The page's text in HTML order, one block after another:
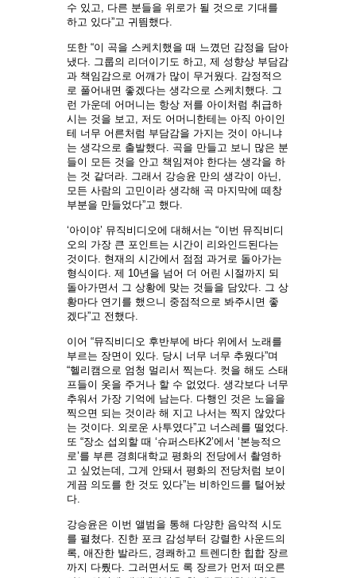
수 있고, 다른 분들을 위로가 될 것으로 기대를
하고 있다”고 귀띔했다.
또한 “이 곡을 스케치했을 때 느꼈던 감정을 담아
냈다. 그룹의 리더이기도 하고, 제 성향상 부담감
과 책임감으로 어깨가 많이 무거웠다. 감정적으
로 풀어내면 좋겠다는 생각으로 스케치했다. 그
런 가운데 어머니는 항상 저를 아이처럼 취급하
시는 것을 보고, 저도 어머니한테는 아직 아이인
테 너무 어른처럼 부담감을 가지는 것이 아니냐
는 생각으로 출발했다. 곡을 만들고 보니 많은 분
들이 모든 것을 안고 책임져야 한다는 생각을 하
는 것 같더라. 그래서 강승윤 만의 생각이 아닌,
모든 사람의 고민이라 생각해 곡 마지막에 떼창
부분을 만들었다”고 했다.
‘아이야’ 뮤직비디오에 대해서는 “이번 뮤직비디
오의 가장 큰 포인트는 시간이 리와인드된다는
것이다. 현재의 시간에서 점점 과거로 돌아가는
형식이다. 제 10년을 넘어 더 어린 시절까지 되
돌아가면서 그 상황에 맞는 것들을 담았다. 그 상
황마다 연기를 했으니 중점적으로 봐주시면 좋
겠다”고 전했다.
이어 “뮤직비디오 후반부에 바다 위에서 노래를
부르는 장면이 있다. 당시 너무 너무 추웠다”며
“헬리캠으로 엄청 멀리서 찍는다. 컷을 해도 스태
프들이 옷을 주거나 할 수 없었다. 생각보다 너무
추워서 가장 기억에 남는다. 다행인 것은 노을을
찍으면 되는 것이라 해 지고 나서는 찍지 않았다
는 것이다. 외로운 사투였다”고 너스레를 떨었다.
또 “장소 섭외할 때 ‘슈퍼스타K2’에서 ‘본능적으
로’를 부른 경희대학교 평화의 전당에서 촬영하
고 싶었는데, 그게 안돼서 평화의 전당처럼 보이
게끔 의도를 한 것도 있다”는 비하인드를 털어놨
다.
강승윤은 이번 앨범을 통해 다양한 음악적 시도
를 펼쳤다. 진한 포크 감성부터 강렬한 사운드의
록, 애잔한 발라드, 경쾌하고 트렌디한 힙합 장르
까지 다뤘다. 그러면서도 록 장르가 먼저 떠오른